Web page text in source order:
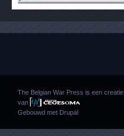
The Belgian War Press is een creatie
van
Gebouwd met Drupal